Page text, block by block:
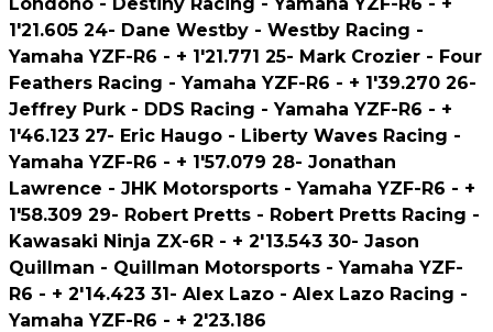
1'21.605 24- Dane Westby - Westby Racing -
Yamaha YZF-R6 - + 1'21.771 25- Mark Crozier - Four
Feathers Racing - Yamaha YZF-R6 - + 1'39.270 26-
Jeffrey Purk - DDS Racing - Yamaha YZF-R6 - +
1'46.123 27- Eric Haugo - Liberty Waves Racing -
Yamaha YZF-R6 - + 1'57.079 28- Jonathan
Lawrence - JHK Motorsports - Yamaha YZF-R6 - +
1'58.309 29- Robert Pretts - Robert Pretts Racing -
Kawasaki Ninja ZX-6R - + 2'13.543 30- Jason
Quillman - Quillman Motorsports - Yamaha YZF-
R6 - + 2'14.423 31- Alex Lazo - Alex Lazo Racing -
Yamaha YZF-R6 - + 2'23.186